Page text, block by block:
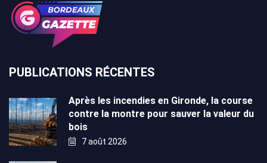
PUBLICATIONS RÉCENTES
Après les incendies en Gironde, la course
contre la montre pour sauver la valeur du
bois
7 août 2026